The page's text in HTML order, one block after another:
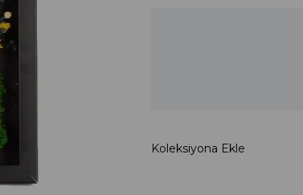
Koleksiyona Ekle